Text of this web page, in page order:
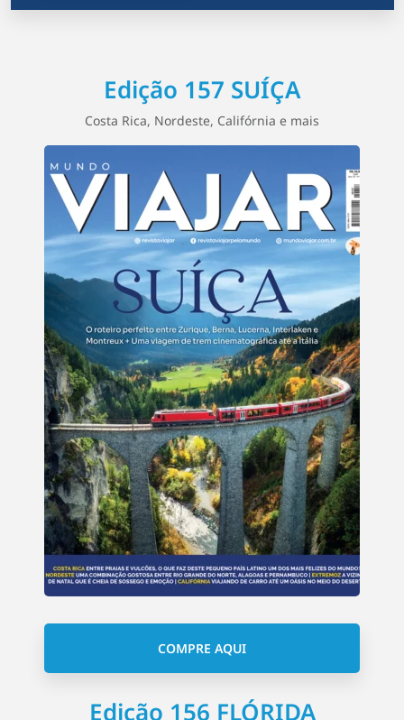
Edição 157 SUÍÇA
Costa Rica, Nordeste, Califórnia e mais
COMPRE AQUI
Edição 156 FLÓRIDA